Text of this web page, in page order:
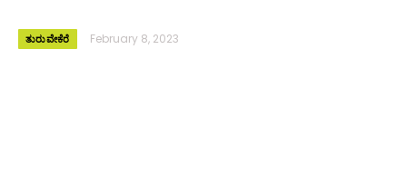
ತುರುವೇಕೆರೆ February 8, 2023